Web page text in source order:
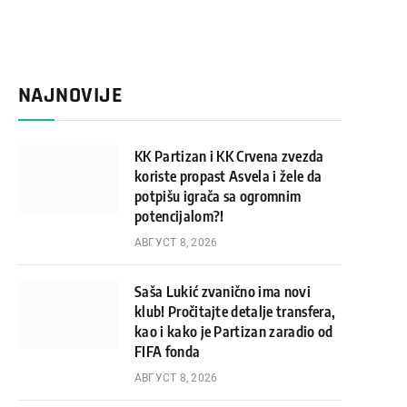
NAJNOVIJE
KK Partizan i KK Crvena zvezda
koriste propast Asvela i žele da
potpišu igrača sa ogromnim
potencijalom?!
АВГУСТ 8, 2026
Saša Lukić zvanično ima novi
klub! Pročitajte detalje transfera,
kao i kako je Partizan zaradio od
FIFA fonda
АВГУСТ 8, 2026